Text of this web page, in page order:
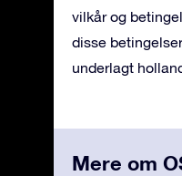
vilkår og
disse
underlagt
Mere om